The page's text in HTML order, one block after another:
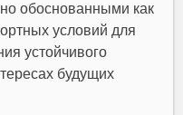
обоснованными как
условий для
устойчивого
будущих